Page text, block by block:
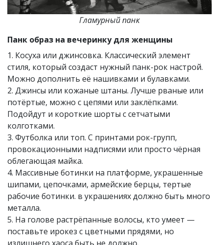
Гламурный панк
Панк образ на вечеринку для женщины
1. Косуха или джинсовка. Классический элемент
стиля, который создаст нужный панк-рок настрой.
Можно дополнить её нашивками и булавками.
2. Джинсы или кожаные штаны. Лучше рваные или
потёртые, можно с цепями или заклёпками.
Подойдут и короткие шорты с сетчатыми
колготками.
3. Футболка или топ. С принтами рок-групп,
провокационными надписями или просто чёрная
облегающая майка.
4. Массивные ботинки на платформе, украшенные
шипами, цепочками, армейские берцы, тертые
рабочие ботинки. в украшениях должно быть много
металла.
5. На голове растрёпанные волосы, кто умеет —
поставьте ирокез с цветными прядями, но